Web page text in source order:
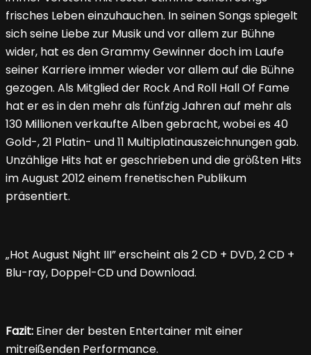
frisches Leben einzuhauchen. In seinen Songs spiegelt
sich seine Liebe zur Musik und vor allem zur Bühne
wider, hat es den Grammy Gewinner doch im Laufe
seiner Karriere immer wieder vor allem auf die Bühne
gezogen. Als Mitglied der Rock And Roll Hall Of Fame
hat er es in den mehr als fünfzig Jahren auf mehr als
130 Millionen verkaufte Alben gebracht, wobei es 40
Gold-, 21 Platin- und 11 Multiplatinauszeichnungen gab.
Unzählige Hits hat er geschrieben und die größten Hits
im August 2012 einem frenetischen Publikum
präsentiert.
„Hot August Night III” erscheint als 2 CD + DVD, 2 CD +
Blu-ray, Doppel-CD und Download.
Fazit: Einer der besten Entertainer mit einer
mitreißenden Performance.